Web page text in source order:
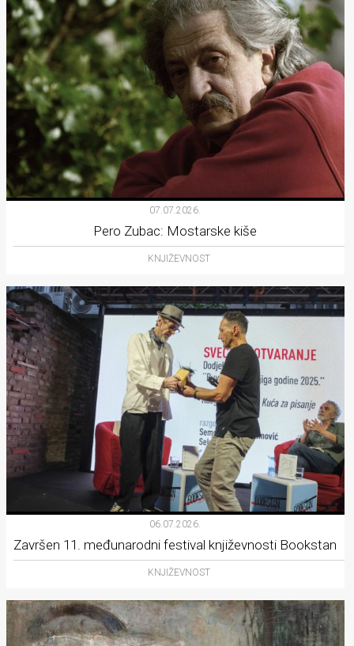
07.07.2026.
Pero Zubac: Mostarske kiše
KNJIŽEVNOST
06.07.2026.
Završen 11. međunarodni festival književnosti Bookstan
KNJIŽEVNOST